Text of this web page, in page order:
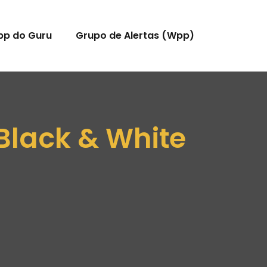
do Guru Grupo de Alertas (Wpp)
& White